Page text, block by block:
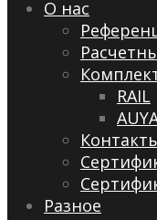
О нас
RAIL
Разное